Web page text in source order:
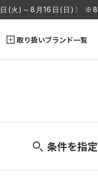
(火)～8月16日(日)〕 ※8
取り扱いブランド一覧
条件を指